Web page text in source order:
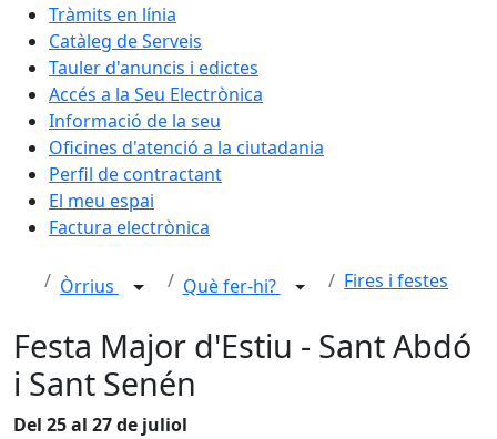
Tràmits en línia
Catàleg de Serveis
Tauler d'anuncis i edictes
Accés a la Seu Electrònica
Informació de la seu
Oficines d'atenció a la ciutadania
Perfil de contractant
El meu espai
Factura electrònica
Òrrius Què fer-hi? Fires i festes
Festa Major d'Estiu - Sant Abdó
i Sant Senén
Del 25 al 27 de juliol